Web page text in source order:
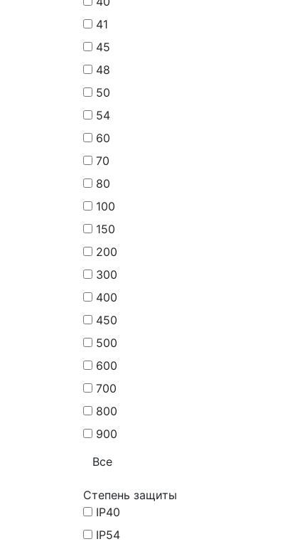
41
45
48
50
54
60
70
80
100
150
200
300
400
450
500
600
700
800
900
Все
Степень защиты
IP40
IP54